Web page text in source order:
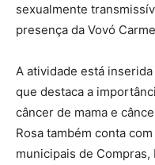
sexualmente
presença da Vovó
A atividade está
que destaca a
câncer de mama e
Rosa também conta
municipais de